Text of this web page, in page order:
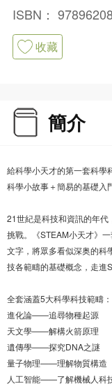
ISBN：
收藏
簡介
給科學小天才的第一套科學
科學小故事＋簡易的基礎入
21世紀是科技和資訊的年
挑戰。《STEAM小天才》
文字，將眾多看似深奥的科
技各範疇的基礎概念，走進
全套涵蓋5大科學科技範疇：
進化論——追尋物種起源
天文學——解構火箭原理
遺傳學——探究DNA之謎
量子物理——理解物質構造
人工智能——了解機械人科